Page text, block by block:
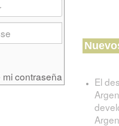
mi contraseña
El